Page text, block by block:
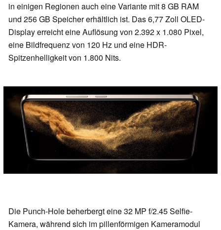
in einigen Regionen auch eine Variante mit 8 GB RAM
und 256 GB Speicher erhältlich ist. Das 6,77 Zoll OLED-
Display erreicht eine Auflösung von 2.392 x 1.080 Pixel,
eine Bildfrequenz von 120 Hz und eine HDR-
Spitzenhelligkeit von 1.800 Nits.
Die Punch-Hole beherbergt eine 32 MP f/2.45 Selfie-
Kamera, während sich im pillenförmigen Kameramodul